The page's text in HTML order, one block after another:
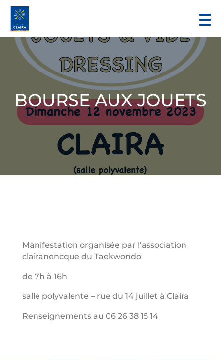
BOURSE AUX JOUETS
Manifestation organisée par l’association
clairanencque du Taekwondo
de 7h à 16h
salle polyvalente – rue du 14 juillet à Claira
Renseignements au 06 26 38 15 14